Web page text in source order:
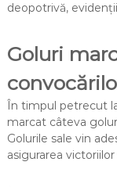
deopotrivă,
Goluri
În timpul petrecut
marcat câteva
Golurile sale vin
asigurarea